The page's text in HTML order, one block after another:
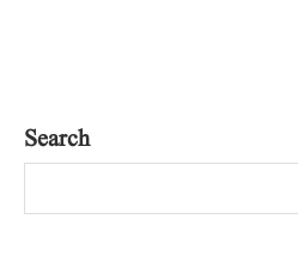
Search